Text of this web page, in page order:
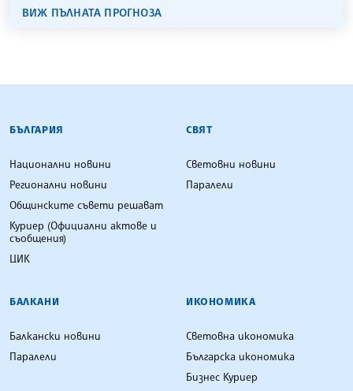
ВИЖ ПЪЛНАТА ПРОГНОЗА
БЪЛГАРСКА ТЕЛЕГРАФНА АГЕНЦИЯ
БЪЛГАРИЯ
Национални новини
Регионални новини
Общинските съвети решават
Куриер (Официални актове и
съобщения)
ЦИК
СВЯТ
Световни новини
Паралели
БАЛКАНИ
Балкански новини
Паралели
ИКОНОМИКА
Световна икономика
Българска икономика
Бизнес Куриер